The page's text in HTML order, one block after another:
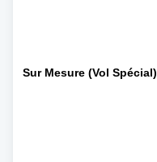
Sur Mesure (Vol Spécial)